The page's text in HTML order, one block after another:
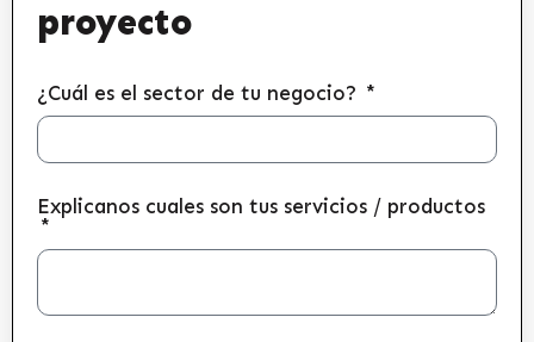
proyecto
¿Cuál es el sector de tu negocio?
Explicanos cuales son tus servicios / productos